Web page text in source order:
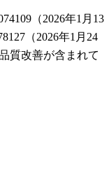
（2026年1月13
（2026年1月24
質改善が含まれて